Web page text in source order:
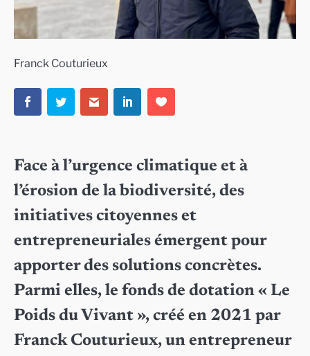
Franck Couturieux
Face à l’urgence climatique et à
l’érosion de la biodiversité, des
initiatives citoyennes et
entrepreneuriales émergent pour
apporter des solutions concrètes.
Parmi elles, le fonds de dotation « Le
Poids du Vivant », créé en 2021 par
Franck Couturieux, un entrepreneur